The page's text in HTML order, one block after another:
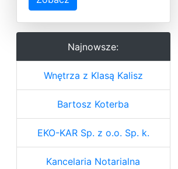
Najnowsze:
Wnętrza z Klasą Kalisz
Bartosz Koterba
EKO-KAR Sp. z o.o. Sp. k.
Kancelaria Notarialna